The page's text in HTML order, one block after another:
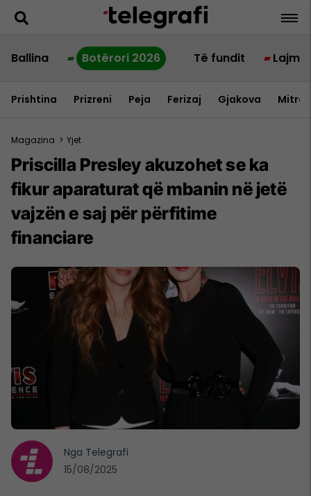
Ballina Botërori 2026 Të fundit Lajme
Prishtina Prizreni Peja Ferizaj Gjakova
Magazina > Yjet
Priscilla Presley akuzohet se ka
fikur aparaturat që mbanin në jetë
vajzën e saj për përfitime
financiare
Nga Telegrafi
15/08/2025